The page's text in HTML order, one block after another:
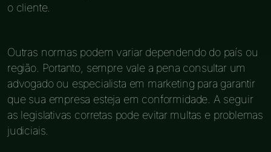
o cliente.
Outras normas podem variar dependendo do país ou
região. Portanto, sempre vale a pena consultar um
advogado ou especialista em marketing para garantir
que sua empresa esteja em conformidade. A seguir
as legislativas corretas pode evitar multas e problemas
judiciais.